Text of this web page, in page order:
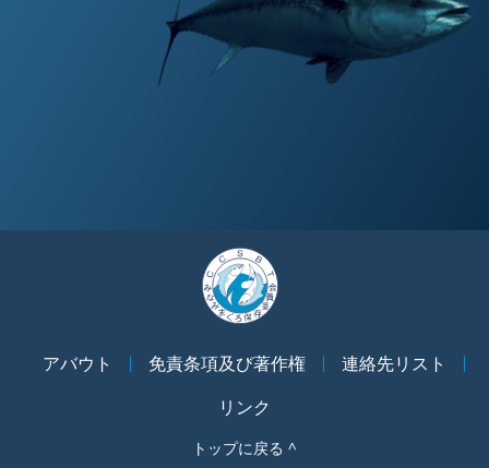
アバウト 免責条項及び著作権
連絡先リスト
リンク
トップに戻る ^